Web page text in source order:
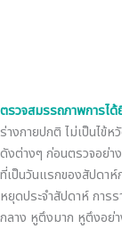
ตรวจสมรรถภาพการได้
ร่างกายปกติ ไม่เป็นไข้
ดังต่างๆ ก่อนตรวจอย่า
ที่เป็นวันแรกของสัปดา
หยุดประจำสัปดาห์ กา
กลาง หูตึงมาก หูตึงอย่